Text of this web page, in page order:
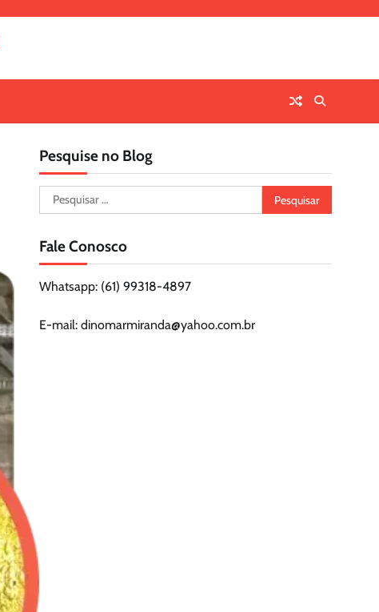
Pesquise no Blog
Pesquisar
por:
Fale Conosco
Whatsapp: (61) 99318-4897
E-mail: dinomarmiranda@yahoo.com.br